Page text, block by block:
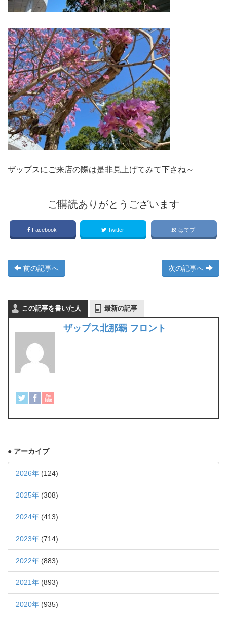
ザップスにご来店の際は是非見上げてみて下さね～
ご購読ありがとうございます
Facebook Twitter はてブ
前の記事へ 次の記事へ
この記事を書いた人 最新の記事
ザップス北那覇 フロント
● アーカイブ
2026年 (124)
2025年 (308)
2024年 (413)
2023年 (714)
2022年 (883)
2021年 (893)
2020年 (935)